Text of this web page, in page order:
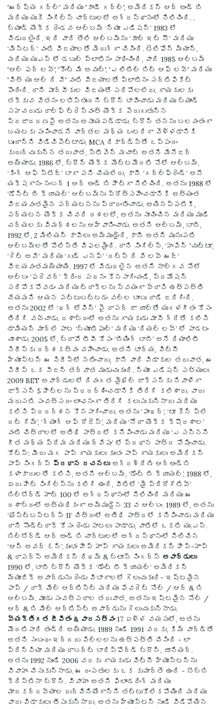
'ఈర్ష్య గర్ల్' మరియు 'కాండీ గర్ల్', అమెరికన్ ఆర్ అండ్ బి
మరియు యుకె సింగిల్స్ చార్టులలో అగ్రస్థానంలో నిలిచింది. .
బ్యాండ్ యొక్క రెండవ ఆల్బమ్ ‘న్యూ ఎడిషన్’ 1983 లో
విడుదలైంది. ఇది వారి తొలి ఆల్బమ్‌ను ‘కూల్ ఇట్ నౌ’ మరియు
‘మిస్టర్’ వంటి విజయాలతో మెరుగ్గా చేసింది. టెలిఫోన్ మ్యాన్,
మరియు యుఎస్ లో డబుల్ ప్లాటినం సాధించింది, వారి 1985 ఆల్బమ్
'ఆల్ ఫర్ లవ్', 'కౌంట్ మి అవుట్', 'ఎ లిటిల్ బిట్ ఆఫ్ లవ్' మరియు
'విత్ యు ఆల్ ది వే' వంటి విజయాలతో ప్లాటినం సర్టిఫికేట్
పొందింది. దాని పూర్వీకుల విజయంతో సరిపోలలేదు. గాయకులకు
తక్కువ వేతనం లభిస్తుందని బ్రౌన్ భావించాడు మరియు బ్యాండ్
సహచరుడు రాల్ఫ్ ట్రెస్వంత్ యొక్క పెరుగుతున్న
ప్రజాదరణపై అతను అసూయపడ్డాడు. బ్రౌన్ తనను బలవంతంగా
బయటకు పంపించాడనే వార్తల మధ్య ఒంటరిగా వెళ్ళడానికి
బృందాన్ని విడిచిపెట్టాడు. MCA రికార్డ్స్‌తో ఒప్పందం
కుదుర్చుకున్న తరువాత, స్టీవెన్ మచాట్ అతని మేనేజర్
అయ్యాడు. 1986 లో, బ్రౌన్ యొక్క మొట్టమొదటి సోలో ఆల్బమ్,
‘కింగ్ ఆఫ్ స్టేజ్’ బాగా పని చేయలేదు, కానీ ‘గర్ల్‌ఫ్రెండ్’ అనే
యక్షగానం నంబర్ 1 ఆర్ అండ్ బి హిట్‌గా నిలిచింది. అతను 1988 లో
‘డోన్ట్ బీ క్రూయల్’ ఆల్బమ్‌ను ప్రోత్సహించడానికి అత్యంత
విజయవంతమైన పర్యటనను ప్రారంభించాడు. అయినప్పటికీ,
పర్యటన యొక్క చివరి దశలలో, అతను సూచించిన మరియు ముడి
చర్యలకు విమర్శలను ఆహ్వానించాడు. అతని ఆల్బమ్, బాబీ,
1992 లో, 2 మిలియన్ కాపీలు అమ్ముడైంది, కానీ అతని మునుపటి
ఆల్బమ్‌లతో పోలిస్తే విఫలమైంది. దాని సింగిల్స్, ‘హంపిన్ 'చుట్టూ’,
‘గెట్ అవే’ మరియు ‘గుడ్ ఎనఫ్’ ‘దట్స్ ది వే లవ్ ఈజ్’
విజయవంతమయ్యాయి. 1997 లో విడుదలైన అతని నాల్గవ సోలో
ఆల్బం ‘ఫరెవర్’ క్రింద పఠనం కొనసాగించండి, ప్రమోషన్
సరిపోకపోవడం మరియు ట్రాక్‌లను స్వయంగా వ్రాసి ఉత్పత్తి
చేయమని ఆయన పట్టుబట్టడం వల్ల బాంబు దాడి జరిగింది.
అతను 2002 లో ‘థగ్ లోవిన్’ పై రాపర్ జా రూల్‌తో యుగళగీతం కోసం
తిరిగి వచ్చాడు. దశాబ్దంలో అతను గాయకుడు మాసీ గ్రేతో కలిసి
డామియన్ మార్లే పాట ‘బ్యూటిఫుల్’ మరియు ‘రియల్ లవ్’ లో పాడటం
చూశాడు. 2005 లో, బ్రావో టీవీ కోసం ‘బీయింగ్ బాబీ’ అనే రియాలిటీ
సిరీస్‌కు దర్శకత్వం వహించాడు. అతని భార్య, విట్నీ
హ్యూస్టన్ ఈ సిరీస్‌లో నటించారు, కాని వారి విడాకుల తరువాత, ఈ
సిరీస్ ఒక సీజన్ తర్వాత ముడుచుకుంది. న్యూ ఎడిషన్ సభ్యులు
2009 BET అవార్డులలో దివంగత మైఖేల్ జాక్సన్‌కు నివాళిగా
జాక్సన్ 5 హిట్‌లను ప్రదర్శించడానికి తిరిగి కలిశారు. వారు
మరుసటి సంవత్సరం లాంఛనంగా తిరిగి కలుసుకున్నారు మరియు
కలిసి ప్రదర్శన కొనసాగించారు. అతను ‘పాంథర్’, ‘టూ కెన్ ప్లే
దట్ గేమ్’, ‘గ్యాంగ్ ఆఫ్ రోజెస్’, మరియు ‘నోరా యొక్క క్షౌరశాల’
వంటి చిత్రాలలో అతిథి పాత్రలో కనిపించాడు మరియు ‘ఎ సన్నని
గీత మధ్య ప్రేమ మరియు ద్వేషం’ లో ప్రధాన పాత్ర పోషించాడు.
కోట్స్: మీరు మగ పాప్ గాయకులు కుంభం పాప్ గాయకులు అమెరికన్
పాప్ సింగర్స్ ప్రధాన రచనలుఅగ్రశ్రేణి ఆర్‌అండ్‌బి
కళాకారులతో కలిసి, అతని ఆల్బమ్, ‘డోంట్ బీ క్రూయల్’, 1988 లో,
ఐదు హిట్ సింగిల్స్‌ను కలిగి ఉంది, వీటిలో ‘మై ప్రిరోగేటివ్’
బిల్‌బోర్డ్ హాట్ 100 లో అగ్రస్థానంలో నిలిచింది మరియు ఈ
దశాబ్దంలో అత్యధికంగా అమ్ముడైన 33 వ ఆల్బం. 1989 లో, అతను
‘ఘోస్ట్‌బస్టర్స్ II’ చిత్రంలో అతిధి పాత్రలో కనిపించాడు మరియు
దాని సౌండ్‌ట్రాక్ కోసం రెండు పాటలు పాడాడు, వాటిలో ఒకటి యు.ఎస్.
బిల్బోర్డ్ ఆర్ అండ్ బి చార్టులలో అగ్రస్థానంలో నిలిచిన
‘ఆన్ అవర్ ఓన్’.కుంభం హిప్ హాప్ గాయకులు అమెరికన్ హిప్-హాప్
& రాపర్స్ అమెరికన్ రిథమ్ & బ్లూస్ సింగర్స్ అవార్డులు
1990 లో, బాబీ బ్రౌన్ యొక్క ‘డోంట్ బీ క్రూయల్’ అమెరికన్
మ్యూజిక్ అవార్డును రెండు విభాగాలలో గెలుచుకుంది- ఇష్టమైన
పాప్ / రాక్ మేల్ ఆర్టిస్ట్ మరియు ఫేవరెట్ సోల్ / ఆర్ & బి
ఆల్బమ్. మూడు సంవత్సరాల తరువాత, అతను ఇష్టమైన సోల్ /
ఆర్ & బి మేల్ ఆర్టిస్ట్ అవార్డును గెలుచుకున్నాడు.
వ్యక్తిగత జీవితం & వారసత్వం17 ఏళ్ళ వయసులో, అతను
మొదటిసారి తండ్రి అయ్యాడు. 1989 నుండి 1991 వరకు, కిమ్ వార్డ్‌తో
అతని సంబంధం ఇద్దరు పిల్లలను ఉత్పత్తి చేసింది - లా
ప్రిన్సియా మరియు రాబర్ట్ బారిస్ఫోర్డ్ బ్రౌన్, జూనియర్.
అతను 1992 నుండి 2006 వరకు గాయకుడు విట్నీ హ్యూస్టన్‌ను
వివాహం చేసుకున్నాడు. ఈ దంపతులకు ఒక కుమార్తె ఉంది - బొబ్బి
క్రిస్టినా బ్రౌన్. వివాహం అతని ఫిలాండరింగ్ మరియు
మాదకద్రవ్యాల దుర్వినియోగాన్ని తట్టుకోలేకపోయింది మరియు
వారు విడాకులు తీసుకున్నారు. అతను హ్యూస్టన్ నుండి విడిపోయిన